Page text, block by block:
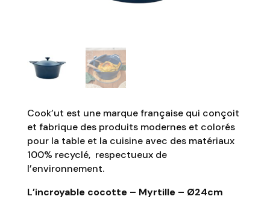
Cook’ut est une marque française qui conçoit
et fabrique des produits modernes et colorés
pour la table et la cuisine avec des matériaux
100% recyclé, respectueux de
l’environnement.
L’incroyable cocotte – Myrtille – Ø24cm